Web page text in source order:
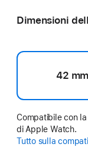
Dimensioni
42 mm
Compatibile con
di Apple Watch.
Tutto sulla